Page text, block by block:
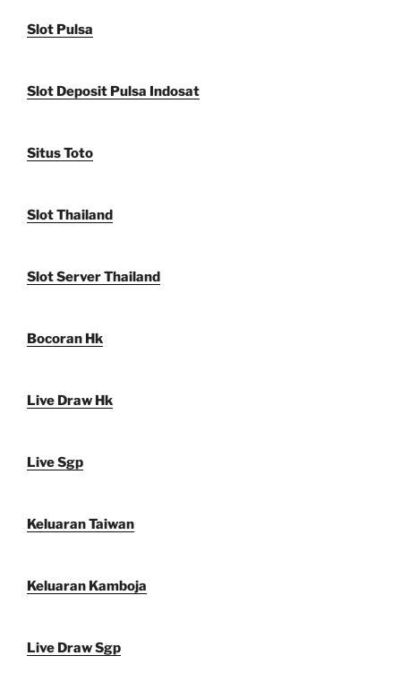
Slot Pulsa
Slot Deposit Pulsa Indosat
Situs Toto
Slot Thailand
Slot Server Thailand
Bocoran Hk
Live Draw Hk
Live Sgp
Keluaran Taiwan
Keluaran Kamboja
Live Draw Sgp